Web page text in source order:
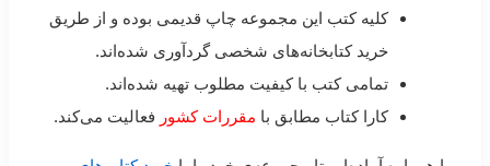
کلیه کتب این مجموعه چاپ قدیمی بوده و از طریق
خرید کتابخانه‌های شخصی گردآوری شده‌اند.
تمامی کتب با کیفیت مطلوب تهیه شده‌اند.
کارا کتاب مطابق با مقررات کشور فعالیت می‌کند.